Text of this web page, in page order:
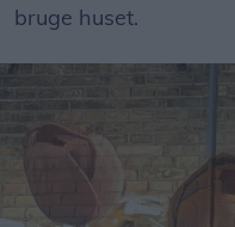
bruge huset.